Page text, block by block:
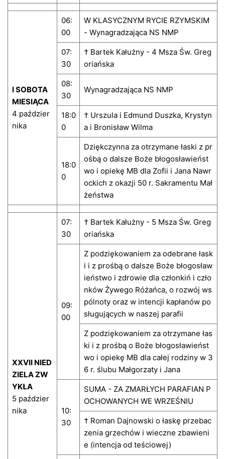
I SOBOTA
MIESIĄCA
4 paździer
nika
06:
00
W KLASYCZNYM RYCIE RZYMSKIM
- Wynagradzająca NS NMP
07:
30
† Bartek Kałużny - 4 Msza Św. Greg
oriańska
08:
30
Wynagradzająca NS NMP
18:0
0
† Urszula i Edmund Duszka, Krystyn
a i Bronisław Wilma
18:0
0
Dziękczynna za otrzymane łaski z pr
ośbą o dalsze Boże błogosławieńst
wo i opiekę MB dla Zofii i Jana Nawr
ockich z okazji 50 r. Sakramentu Mał
żeństwa
XXVII NIED
ZIELA ZW
YKŁA
5 paździer
nika
07:
30
† Bartek Kałużny - 5 Msza Św. Greg
oriańska
09:
00
Z podziękowaniem za odebrane łask
i i z prośbą o dalsze Boże błogosław
ieństwo i zdrowie dla członkiń i czło
nków Żywego Różańca, o rozwój ws
pólnoty oraz w intencji kapłanów po
sługujących w naszej parafii
Z podziękowaniem za otrzymane łas
ki i z prośbą o Boże błogosławieńst
wo i opiekę MB dla całej rodziny w 3
6 r. ślubu Małgorzaty i Jana
10:
30
SUMA - ZA ZMARŁYCH PARAFIAN P
OCHOWANYCH WE WRZEŚNIU
† Roman Dajnowski o łaskę przebac
zenia grzechów i wieczne zbawieni
e (intencja od teściowej)